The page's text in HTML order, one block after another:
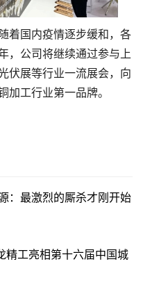
着国内疫情逐步缓和，各
，公司将继续通过参与上
伏展等行业一流展会，向
加工行业第一品牌。
：最激烈的厮杀才刚开始
精工亮相第十六届中国城